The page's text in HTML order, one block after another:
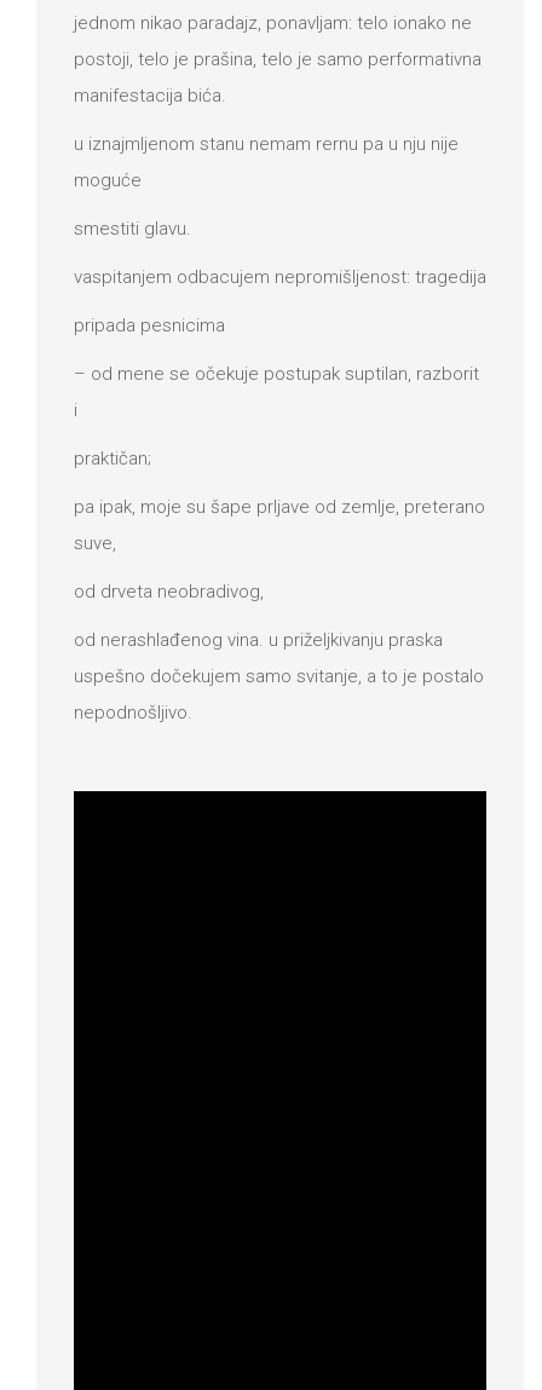
jednom nikao paradajz, ponavljam: telo ionako ne
postoji, telo je prašina, telo je samo performativna
manifestacija bića.
u iznajmljenom stanu nemam rernu pa u nju nije
moguće
smestiti glavu.
vaspitanjem odbacujem nepromišljenost: tragedija
pripada pesnicima
– od mene se očekuje postupak suptilan, razborit
i
praktičan;
pa ipak, moje su šape prljave od zemlje, preterano
suve,
od drveta neobradivog,
od nerashlađenog vina. u priželjkivanju praska
uspešno dočekujem samo svitanje, a to je postalo
nepodnošljivo.